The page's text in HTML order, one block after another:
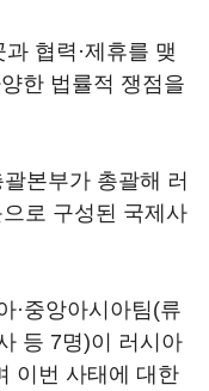
협력·제휴를 맺
한 법률적 쟁점을
본부가 총괄해 러
로 구성된 국제사
·중앙아시아팀(류
등 7명)이 러시아
이번 사태에 대한